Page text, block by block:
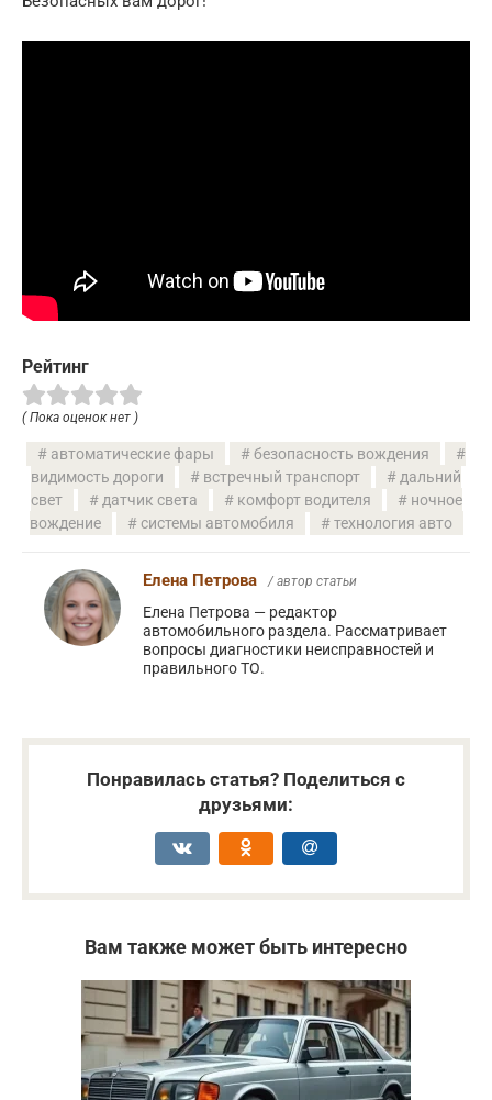
Рейтинг
( Пока оценок нет )
автоматические фары
безопасность вождения
видимость дороги
встречный транспорт
дальний
свет
датчик света комфорт водителя
ночное
вождение
системы автомобиля технология авто
Елена Петрова / автор статьи
Елена Петрова — редактор
автомобильного раздела. Рассматривает
вопросы диагностики неисправностей и
правильного ТО.
Понравилась статья? Поделиться с
друзьями:
Вам также может быть интересно